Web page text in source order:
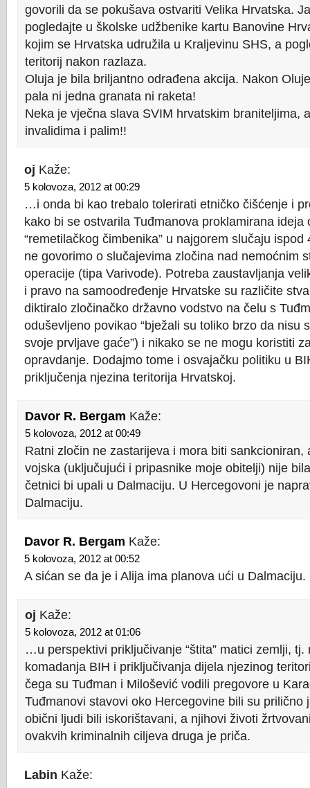
govorili da se pokušava ostvariti Velika Hrvatska.
pogledajte u školske udžbenike kartu Banovine
kojim se Hrvatska udružila u Kraljevinu SHS, a
teritorij nakon razlaza.
Oluja je bila briljantno odrađena akcija. Nakon
pala ni jedna granata ni raketa!
Neka je vječna slava SVIM hrvatskim braniteljima,
invalidima i palim!!
oj Kaže:
5 kolovoza, 2012 at 00:29
…i onda bi kao trebalo tolerirati etničko čišćenje i
kako bi se ostvarila Tuđmanova proklamirana ideja
“remetilačkog čimbenika” u najgorem slučaju ispod
ne govorimo o slučajevima zločina nad nemoćnim
operacije (tipa Varivode). Potreba zaustavljanja
i pravo na samoodređenje Hrvatske su različite
diktiralo zločinačko državno vodstvo na čelu s
oduševljeno povikao “bježali su toliko brzo da nisu
svoje prvljave gaće”) i nikako se ne mogu koristiti
opravdanje. Dodajmo tome i osvajačku politiku u
priključenja njezina teritorija Hrvatskoj.
Davor R. Bergam Kaže:
5 kolovoza, 2012 at 00:49
Ratni zločin ne zastarijeva i mora biti sankcioniran,
vojska (uključujući i pripasnike moje obitelji) nije
četnici bi upali u Dalmaciju. U Hercegovoni je
Dalmaciju.
Davor R. Bergam Kaže:
5 kolovoza, 2012 at 00:52
A sićan se da je i Alija ima planova ući u Dalmaciju.
oj Kaže:
5 kolovoza, 2012 at 01:06
…u perspektivi priključivanje “štita” matici zemlji, tj.
komadanja BIH i priključivanja dijela njezinog
čega su Tuđman i Milošević vodili pregovore u
Tuđmanovi stavovi oko Hercegovine bili su prilično
obični ljudi bili iskorištavani, a njihovi životi
ovakvih kriminalnih ciljeva druga je priča.
Labin Kaže: